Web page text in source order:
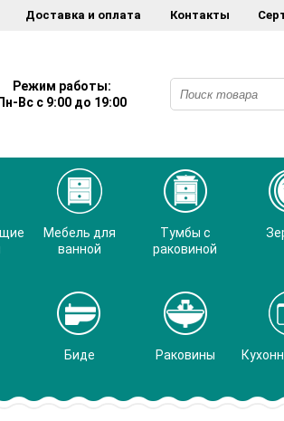
Доставка и оплата Контакты
Режим работы:
Пн-Вс с 9:00 до 19:00
Мебель для
ванной
Тумбы с
раковиной
Биде Раковины